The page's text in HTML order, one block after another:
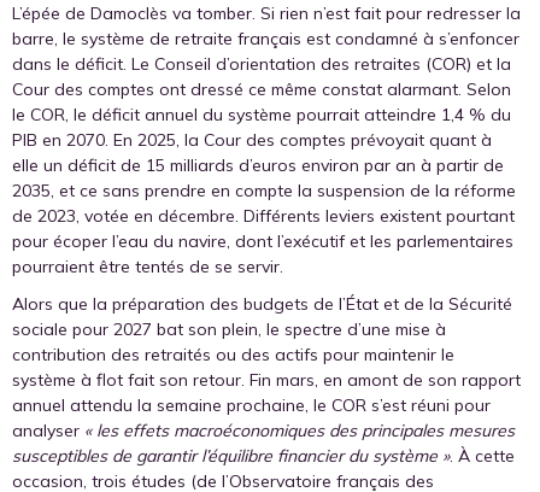
L’épée de Damoclès va tomber. Si rien n’est fait pour redresser la
barre, le système de retraite français est condamné à s’enfoncer
dans le déficit. Le Conseil d’orientation des retraites (COR) et la
Cour des comptes ont dressé ce même constat alarmant. Selon
le COR, le déficit annuel du système pourrait atteindre 1,4 % du
PIB en 2070. En 2025, la Cour des comptes prévoyait quant à
elle un déficit de 15 milliards d’euros environ par an à partir de
2035, et ce sans prendre en compte la suspension de la réforme
de 2023, votée en décembre. Différents leviers existent pourtant
pour écoper l’eau du navire, dont l’exécutif et les parlementaires
pourraient être tentés de se servir.
Alors que la préparation des budgets de l’État et de la Sécurité
sociale pour 2027 bat son plein, le spectre d’une mise à
contribution des retraités ou des actifs pour maintenir le
système à flot fait son retour. Fin mars, en amont de son rapport
annuel attendu la semaine prochaine, le COR s’est réuni pour
analyser « les effets macroéconomiques des principales mesures
susceptibles de garantir l’équilibre financier du système ». À cette
occasion, trois études (de l’Observatoire français des